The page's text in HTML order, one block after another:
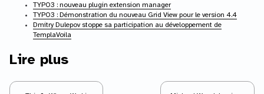
TYPO3 : nouveau plugin extension manager
TYPO3 : Démonstration du nouveau Grid View pour le version 4.4
Dmitry Dulepov stoppe sa participation au développement de
TemplaVoila
Lire plus